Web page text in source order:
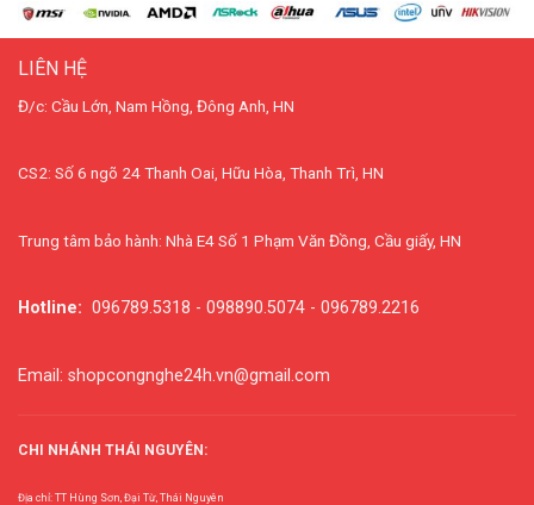
LIÊN HỆ
Đ/c: Cầu Lớn, Nam Hồng, Đông Anh, HN
CS2: Số 6 ngõ 24 Thanh Oai, Hữu Hòa, Thanh Trì, HN
Trung tâm bảo hành: Nhà E4 Số 1 Phạm Văn Đồng, Cầu giấy, HN
Hotline: 096789.5318 - 098890.5074 - 096789.2216
Email: shopcongnghe24h.vn@gmail.com
CHI NHÁNH THÁI NGUYÊN:
Địa chỉ: TT Hùng Sơn, Đại Từ, Thái Nguyên